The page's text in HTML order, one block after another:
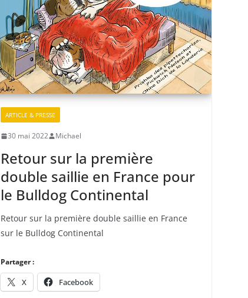
ARTICLE & PRESSE
30 mai 2022 Michael
Retour sur la première
double saillie en France pour
le Bulldog Continental
Retour sur la première double saillie en France
sur le Bulldog Continental
Partager :
X Facebook